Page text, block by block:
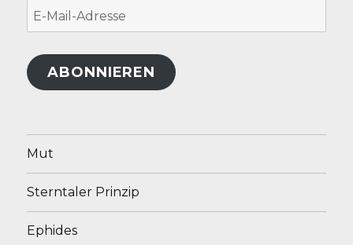
E-
Mail-
Adresse
ABONNIEREN
Mut
Sterntaler Prinzip
Ephides